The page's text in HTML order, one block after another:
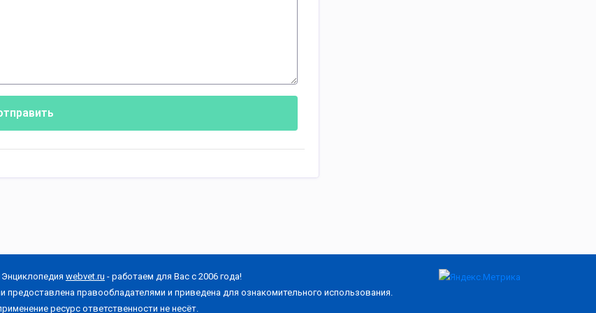
webvet.ru - работаем для Вас с 2006 года!
правообладателями и приведена для ознакомительного использования.
ресурс ответственности не несёт.